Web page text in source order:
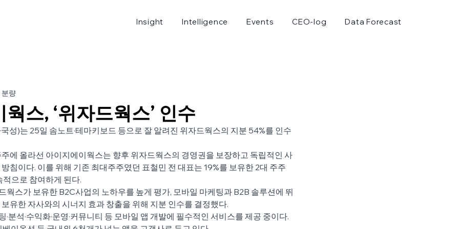
Insight Intelligence Events CEO-log Data Forecast
스, ‘위자드웍스’ 인수
분량
성)는 25일 솜노트·테마키보드 등으로 잘 알려진 위자드웍스의 지분 54%를 인수
에 올라선 아이지에이웍스는 향후 위자드웍스의 경영권을 보장하고 독립적인 사
침이다. 이를 위해 기존 최대주주였던 표철민 전 대표는 19%를 보유한 2대 주주
으로 참여하게 된다.
웍스가 보유한 B2C사업의 노하우를 높게 평가, 모바일 마케팅과 B2B 솔루션에 뛰
유한 자사와의 시너지 효과 창출을 위해 지분 인수를 결정했다.
분석·수익화·운영·커뮤니티 등 모바일 앱 개발에 필수적인 서비스를 제공 중이다.